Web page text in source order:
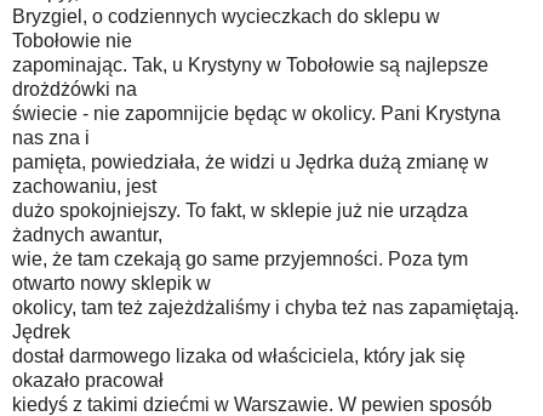
Bryzgiel, o codziennych wycieczkach do sklepu w
Tobołowie nie
zapominając. Tak, u Krystyny w Tobołowie są najlepsze
drożdżówki na
świecie - nie zapomnijcie będąc w okolicy. Pani Krystyna
nas zna i
pamięta, powiedziała, że widzi u Jędrka dużą zmianę w
zachowaniu, jest
dużo spokojniejszy. To fakt, w sklepie już nie urządza
żadnych awantur,
wie, że tam czekają go same przyjemności. Poza tym
otwarto nowy sklepik w
okolicy, tam też zajeżdżaliśmy i chyba też nas zapamiętają.
Jędrek
dostał darmowego lizaka od właściciela, który jak się
okazało pracował
kiedyś z takimi dziećmi w Warszawie. W pewien sposób